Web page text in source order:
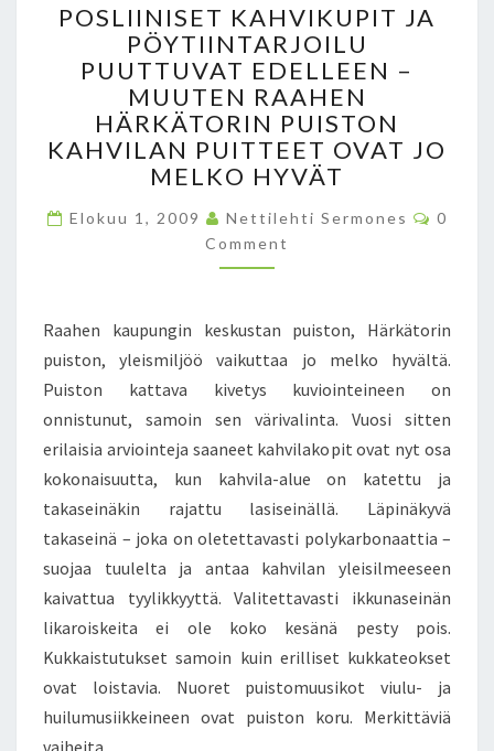
N
A
3
E
L
O
K
U
V
A
U
U
D
E
S
A
P
U
H
I
N
O
S
L
I
N
I
S
E
T
K
V
I
K
P
I
T
J
A
Ö
Y
T
I
N
T
POSLIINISET KAHVIKUPIT JA
PÖYTIINTARJOILU
PUUTTUVAT EDELLEEN –
MUUTEN RAAHEN
HÄRKÄTORIN PUISTON
KAHVILAN PUITTEET OVAT JO
MELKO HYVÄT
Elokuu 1, 2009 Nettilehti Sermones
C
O
S
0
Comment
Raahen kaupungin keskustan puiston, Härkätorin
puiston, yleismiljöö vaikuttaa jo melko hyvältä.
Puiston kattava kivetys kuviointeineen on
onnistunut, samoin sen värivalinta. Vuosi sitten
erilaisia arviointeja saaneet kahvilakopit ovat nyt osa
kokonaisuutta, kun kahvila-alue on katettu ja
takaseinäkin rajattu lasiseinällä. Läpinäkyvä
takaseinä – joka on oletettavasti polykarbonaattia –
suojaa tuulelta ja antaa kahvilan yleisilmeeseen
kaivattua tyylikkyyttä. Valitettavasti ikkunaseinän
likaroiskeita ei ole koko kesänä pesty pois.
Kukkaistutukset samoin kuin erilliset kukkateokset
ovat loistavia. Nuoret puistomuusikot viulu- ja
huilumusiikkeineen ovat puiston koru. Merkittäviä